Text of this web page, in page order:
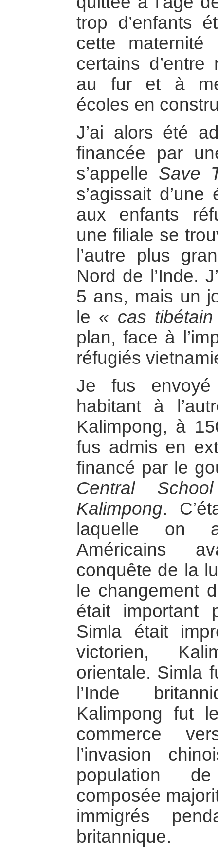
trop d’enfants
cette maternité
certains
au fur et à
écoles en
J’ai alors été
financée par
s’appelle Save
s’agissait
aux enfants
une filiale se
l’autre plus
Nord de l’Inde.
5 ans, mais un
le « cas
plan, face à
réfugiés
Je fus
habitant à
Kalimpong, à
fus admis en
financé par le
Central
Kalimpong.
laquelle on
Américains
conquête de la
le changement
était important
Simla était
victorien,
orientale. Simla
l’Inde
Kalimpong fut
commerce
l’invasion
population
composée
immigrés
britannique.